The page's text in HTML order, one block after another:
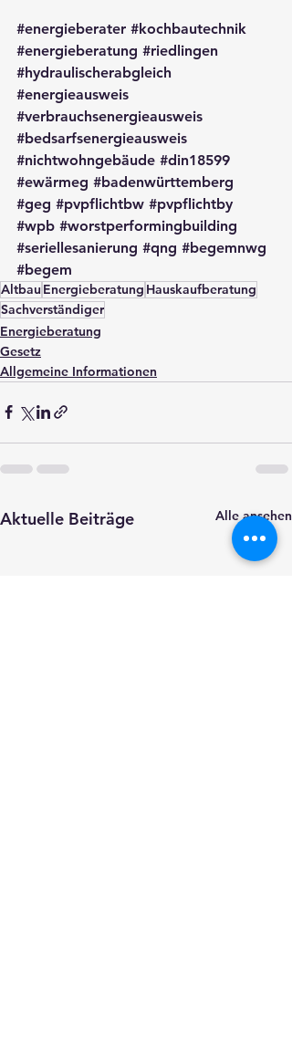
#energieberater #kochbautechnik
#energieberatung #riedlingen
#hydraulischerabgleich
#energieausweis
#verbrauchsenergieausweis
#bedsarfsenergieausweis
#nichtwohngebäude #din18599
#ewärmeg #badenwürttemberg
#geg #pvpflichtbw #pvpflichtby
#wpb #worstperformingbuilding
#seriellesanierung #qng #begemnwg
#begem
Altbau Energieberatung Hauskaufberatung
Sachverständiger
Energieberatung
Gesetz
Allgemeine Informationen
Aktuelle Beiträge Alle ansehen